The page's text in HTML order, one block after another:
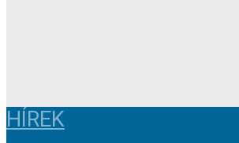
HÍREK